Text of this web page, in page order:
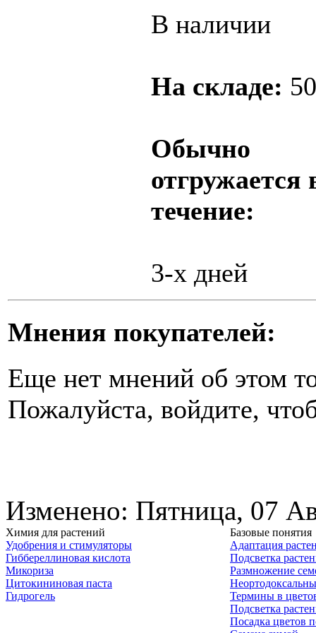
В наличии
На складе: 50
Обычно
отгружается
течение:
3-х дней
Мнения покупателей:
Еще нет мнений об этом
Пожалуйста, войдите,
Изменено: Пятница, 07
Химия для растений
Удобрения и стимуляторы
Гиббереллиновая кислота
Микориза
Цитокининовая паста
Гидрогель
Базовые понятия
Адаптация
Подсветка
Размножение
Термины в
Подсветка
Посадка цветов